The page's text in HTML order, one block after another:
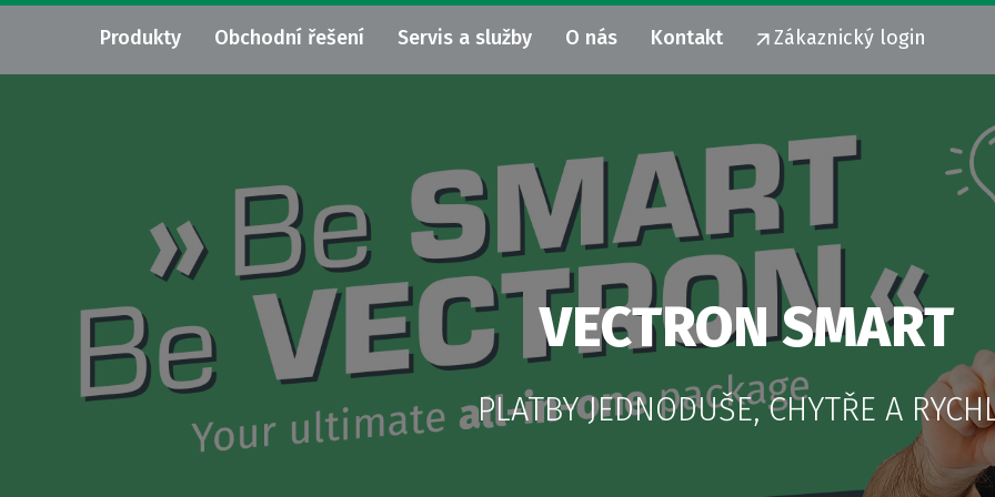
Produkty Obchodní řešení Servis a služby O nás Kontakt Zákaznický login
VECTRON SMART
PLATBY JEDNODUŠE, CHYTŘE A